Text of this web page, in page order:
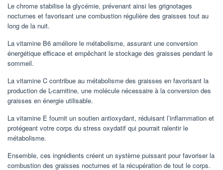
Le chrome stabilise la glycémie, prévenant ainsi les grignotages
nocturnes et favorisant une combustion régulière des graisses tout au
long de la nuit.
La vitamine B6 améliore le métabolisme, assurant une conversion
énergétique efficace et empêchant le stockage des graisses pendant le
sommeil.
La vitamine C contribue au métabolisme des graisses en favorisant la
production de L-carnitine, une molécule nécessaire à la conversion des
graisses en énergie utilisable.
La vitamine E fournit un soutien antioxydant, réduisant l’inflammation et
protégeant votre corps du stress oxydatif qui pourrait ralentir le
métabolisme.
Ensemble, ces ingrédients créent un système puissant pour favoriser la
combustion des graisses nocturnes et la récupération de tout le corps.